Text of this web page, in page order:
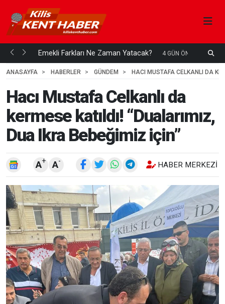
mi... Emekli Farkları Ne Zaman Yatacak? 4 GÜN ÖNCE
ANASAYFA
HABERLER GÜNDEM HACI MUSTAFA CELKANLI DA
Hacı Mustafa Celkanlı da
kermese katıldı! “Dualarımız,
Dua Ikra Bebeğimiz için”
A+ A- HABER MERKEZI